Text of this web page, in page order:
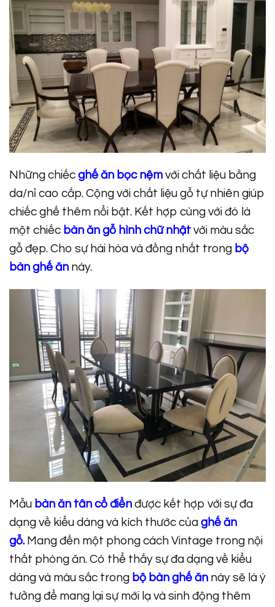
Những chiếc ghế ăn bọc nệm với chất liệu bằng
da/nỉ cao cấp. Cộng với chất liệu gỗ tự nhiên giúp
chiếc ghế thêm nổi bật. Kết hợp cùng với đó là
một chiếc bàn ăn gỗ hình chữ nhật với màu sắc
gỗ đẹp. Cho sự hài hòa và đồng nhất trong bộ
bàn ghế ăn này.
Mẫu bàn ăn tân cổ điển được kết hợp với sự đa
dạng về kiểu dáng và kích thước của ghế ăn
gỗ. Mang đến một phong cách Vintage trong nội
thất phòng ăn. Có thể thấy sự đa dạng về kiểu
dáng và màu sắc trong bộ bàn ghế ăn này sẽ là ý
tưởng để mang lại sự mới lạ và sinh động thêm